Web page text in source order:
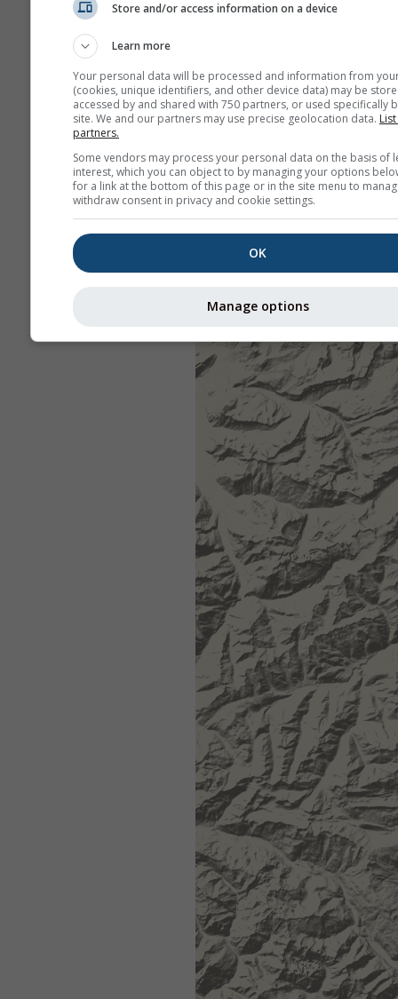
Store and/or access information on a device
Learn more
Your personal data will be processed and information from
(cookies, unique identifiers, and other device data) may be
accessed by and shared with 750 partners, or used specifically
site. We and our partners may use precise geolocation data.
partners.
Some vendors may process your personal data on the basis of
interest, which you can object to by managing your options
for a link at the bottom of this page or in the site menu to
withdraw consent in privacy and cookie settings.
OK
Manage options